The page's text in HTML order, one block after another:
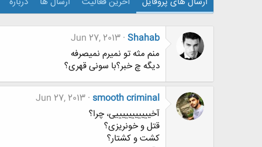
Shahab
Jun 27, 2013
منم مثه تو نمیرم نمیصرفه
دیگه چ خبر؟با سونی قهری؟
smooth criminal
Jun 27, 2013
آخیییییییییییی، چرا؟
قتل و خونریزی؟
کشت و کشتار؟